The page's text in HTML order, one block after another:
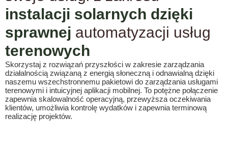
instalacji solarnych dzięki
sprawnej automatyzacji usług
terenowych
Skorzystaj z rozwiązań przyszłości w zakresie zarządzania
działalnością związaną z energią słoneczną i odnawialną dzięki
naszemu wszechstronnemu pakietowi do zarządzania usługami
terenowymi i intuicyjnej aplikacji mobilnej. To potężne połączenie
zapewnia skalowalność operacyjną, przewyższa oczekiwania
klientów, umożliwia kontrolę wydatków i zapewnia terminową
realizację projektów.